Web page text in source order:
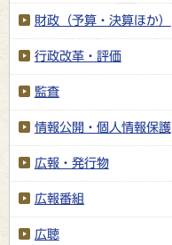
財政（予算・決算ほか）
行政改革・評価
監査
情報公開・個人情報保護
広報・発行物
広報番組
広聴